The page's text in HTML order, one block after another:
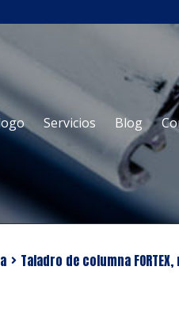
Servicios Blog
Taladro de columna FORTEX,